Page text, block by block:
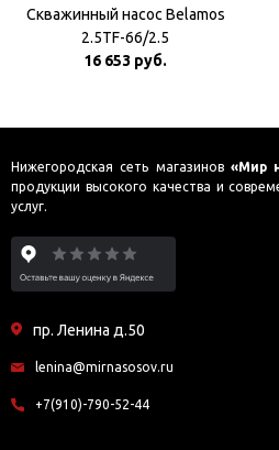
Скважинный насос Belamos
2.5TF-66/2.5
16 653 руб.
Нижегородская сеть магазинов «Мир
продукции высокого качества и
услуг.
пр. Ленина д.50
lenina@mirnasosov.ru
+7(910)-790-52-44